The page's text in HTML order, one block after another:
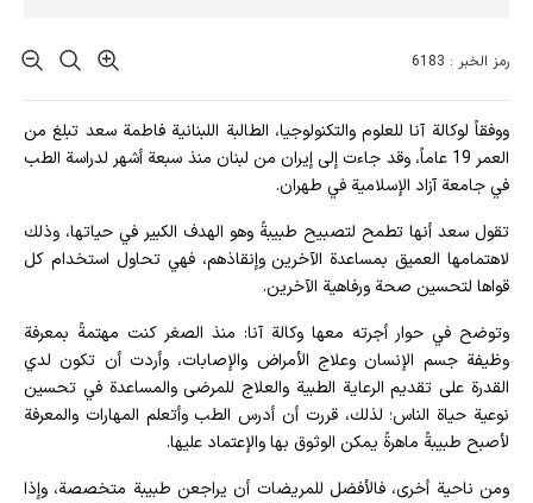
رمز الخبر : 6183
ووفقاً لوكالة آنا للعلوم والتكنولوجيا، الطالبة اللبنانية فاطمة سعد تبلغ من
العمر 19 عاماً، وقد جاءت إلى إيران من لبنان منذ سبعة أشهر لدراسة الطب
في جامعة آزاد الإسلامية في طهران.
تقول سعد أنها تطمح لتصبيح طبيبةً وهو الهدف الكبير في حياتها، وذلك
لاهتمامها العميق بمساعدة الآخرين وإنقاذهم، فهي تحاول استخدام كل
قواها لتحسين صحة ورفاهية الآخرين.
وتوضح في حوار أجرته معها وكالة آنا: منذ الصغر كنت مهتمةً بمعرفة
وظيفة جسم الإنسان وعلاج الأمراض والإصابات، وأردت أن تكون لدي
القدرة على تقديم الرعاية الطبية والعلاج للمرضى والمساعدة في تحسين
نوعية حياة الناس؛ لذلك، قررت أن أدرس الطب وأتعلم المهارات والمعرفة
لأصبح طبيبةً ماهرةً يمكن الوثوق بها والإعتماد عليها.
ومن ناحية أخرى، فالأفضل للمريضات أن يراجعن طبيبة متخصصة، وإذا